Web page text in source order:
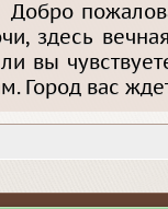
Добро
здесь
вы
Город вас